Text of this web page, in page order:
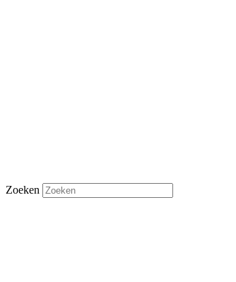
Zoeken